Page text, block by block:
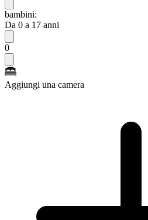
bambini:
Da 0 a 17 anni
0
Aggiungi una camera